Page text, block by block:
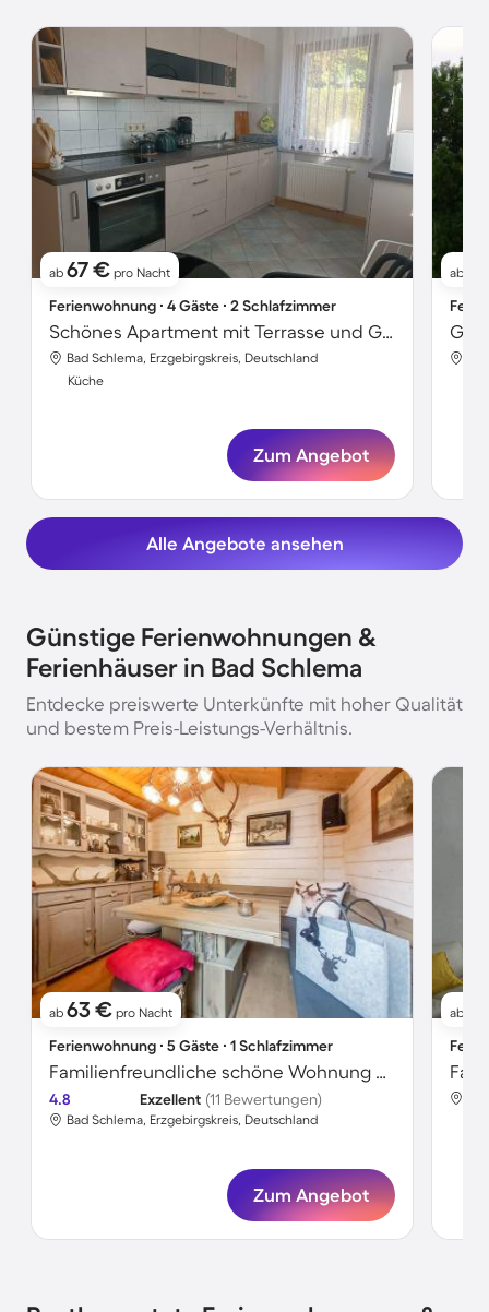
ab 67 € pro Nacht
Ferienwohnung ∙ 4 Gäste ∙ 2 Schlafzimmer
Schönes Apartment mit Terrasse und Grill | Gartenblick
Bad Schlema, Erzgebirgskreis, Deutschland
Küche
Zum Angebot
ab
Alle Angebote ansehen
Günstige Ferienwohnungen &
Ferienhäuser in Bad Schlema
Entdecke preiswerte Unterkünfte mit hoher Qualität
und bestem Preis-Leistungs-Verhältnis.
ab 63 € pro Nacht
Ferienwohnung ∙ 5 Gäste ∙ 1 Schlafzimmer
Familienfreundliche schöne Wohnung mit Grill, Sauna und Garten
4.8 Exzellent (11 Bewertungen)
Bad Schlema, Erzgebirgskreis, Deutschland
Zum Angebot
ab